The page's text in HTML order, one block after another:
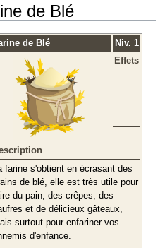
de Blé
de Blé
Niv. 1
Effets
farine s'obtient en écrasant des
de blé, elle est très utile pour
du pain, des crêpes, des
et de délicieux gâteaux,
surtout pour enfariner vos
d'enfance.